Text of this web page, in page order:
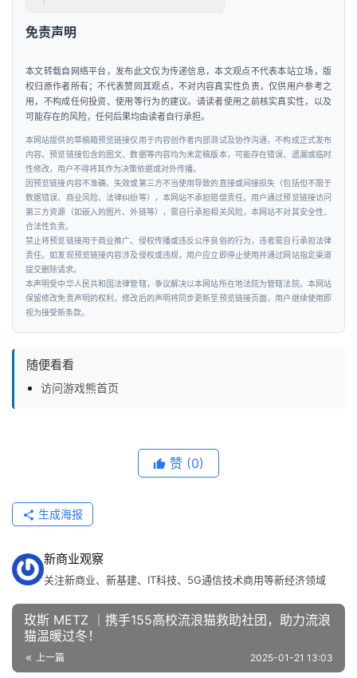
免责声明
本文转载自网络平台，发布此文仅为传递信息，本文观点不代表本站立场，版
权归原作者所有；不代表赞同其观点，不对内容真实性负责，仅供用户参考之
用，不构成任何投资、使用等行为的建议。请读者使用之前核实真实性，以及
可能存在的风险，任何后果均由读者自行承担。
本网站提供的草稿箱预览链接仅用于内容创作者内部测试及协作沟通，不构成正式发布
内容。预览链接包含的图文、数据等内容均为未定稿版本，可能存在错误、遗漏或临时
性修改，用户不得将其作为决策依据或对外传播。
因预览链接内容不准确、失效或第三方不当使用导致的直接或间接损失（包括但不限于
数据错误、商业风险、法律纠纷等），本网站不承担赔偿责任。用户通过预览链接访问
第三方资源（如嵌入的图片、外链等），需自行承担相关风险，本网站不对其安全性、
合法性负责。
禁止将预览链接用于商业推广、侵权传播或违反公序良俗的行为，违者需自行承担法律
责任。如发现预览链接内容涉及侵权或违规，用户应立即停止使用并通过网站指定渠道
提交删除请求。
本声明受中华人民共和国法律管辖，争议解决以本网站所在地法院为管辖法院。本网站
保留修改免责声明的权利，修改后的声明将同步更新至预览链接页面，用户继续使用即
视为接受新条款。
随便看看
访问游戏熊首页
赞 (0)
生成海报
新商业观察
关注新商业、新基建、IT科技、5G通信技术商用等新经济领域
玫斯 METZ ｜携手155高校流浪猫救助社团，助力流浪
猫温暖过冬！
上一篇 2025-01-21 13:03